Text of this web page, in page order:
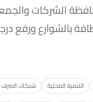
الشركات
بالشوارع ورفع
التنمية المحلية شبكات